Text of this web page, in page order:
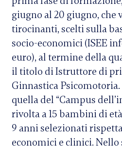
giugno al 20 giugno, che
tirocinanti, scelti sulla
socio-economici (ISEE
euro), al termine della
il titolo di Istruttore di
Ginnastica Psicomotoria.
quella del “Campus
rivolta a 15 bambini di
9 anni selezionati
economici e clinici. Nello